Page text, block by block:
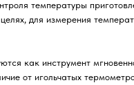
температуры
для измерения
как инструмент
от игольчатых